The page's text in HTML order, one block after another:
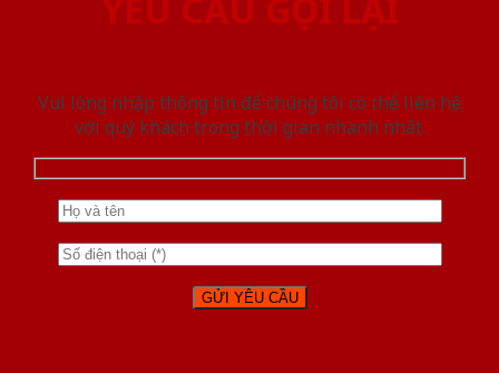
Vui lòng nhập thông tin để chúng tôi có thể liên hệ
với quý khách trong thời gian nhanh nhất.